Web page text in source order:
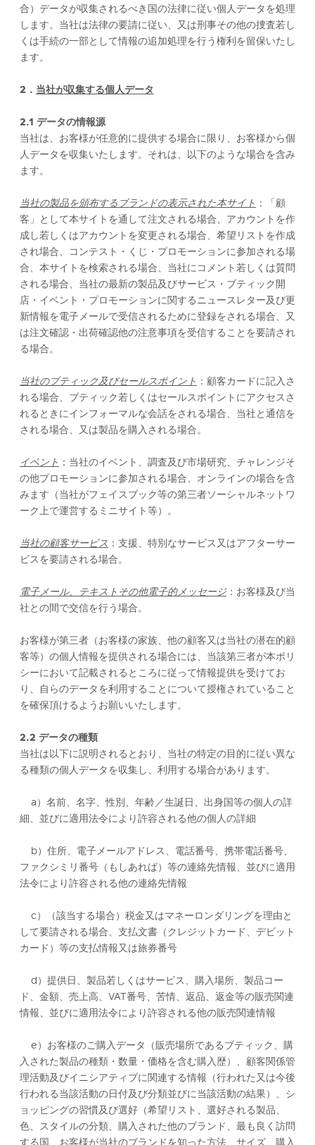
合）データが収集されるべき国の法律に従い個人データを処理
します。当社は法律の要請に従い、又は刑事その他の捜査若し
くは手続の一部として情報の追加処理を行う権利を留保いたし
ます。
2． 当社が収集する個人データ
2.1 データの情報源
当社は、お客様が任意的に提供する場合に限り、お客様から個
人データを収集いたします。それは、以下のような場合を含み
ます。
当社の製品を頒布するブランドの表示された本サイト ：「顧
客」として本サイトを通して注文される場合、アカウントを作
成し若しくはアカウントを変更される場合、希望リストを作成
され場合、コンテスト・くじ・プロモーションに参加される場
合、本サイトを検索される場合、当社にコメント若しくは質問
される場合、当社の最新の製品及びサービス・ブティック開
店・イベント・プロモーションに関するニュースレター及び更
新情報を電子メールで受信されるために登録をされる場合、又
は注文確認・出荷確認他の注意事項を受信することを要請され
る場合。
当社のブティック及びセールスポイント ：顧客カードに記入さ
れる場合、ブティック若しくはセールスポイントにアクセスさ
れるときにインフォーマルな会話をされる場合、当社と通信を
される場合、又は製品を購入される場合。
イベント ：当社のイベント、調査及び市場研究、チャレンジそ
の他プロモーションに参加される場合、オンラインの場合を含
みます（当社がフェイスブック等の第三者ソーシャルネットワ
ーク上で運営するミニサイト等）。
当社の顧客サービス ：支援、特別なサービス又はアフターサー
ビスを要請される場合。
電子メール、テキストその他電子的メッセージ：お客様及び当
社との間で交信を行う場合。
お客様が第三者（お客様の家族、他の顧客又は当社の潜在的顧
客等）の個人情報を提供される場合には、当該第三者が本ポリ
シーにおいて記載されるところに従って情報提供を受けてお
り、自らのデータを利用することについて授権されていること
を確保頂けるようお願いいたします。
2.2 ​​​​データの種類
当社は以下に説明されるとおり、当社の特定の目的に従い異な
る種類の個人データを収集し、利用する場合があります。
a）名前、名字、性別、年齢／生誕日、出身国等の個人の詳
細、並びに適用法令により許容される他の個人の詳細
b）住所、電子メールアドレス、電話番号、携帯電話番号、
ファクシミリ番号（もしあれば）等の連絡先情報、並びに適用
法令により許容される他の連絡先情報
c）（該当する場合）税金又はマネーロンダリングを理由と
して要請される場合、支払文書（クレジットカード、デビット
カード）等の支払情報又は旅券番号
d）提供日、製品若しくはサービス、購入場所、製品コー
ド、金額、売上高、VAT番号、苦情、返品、返金等の販売関連
情報、並びに適用法令により許容される他の販売関連情報
e）お客様のご購入データ（販売場所であるブティック、購
入された製品の種類・数量・価格を含む購入歴）、顧客関係管
理活動及びイニシアティブに関連する情報（行われた又は今後
行われる当該活動の日付及び分類並びに当該活動の結果）、シ
ョッピングの習慣及び選好（希望リスト、選好される製品、
色、スタイルの分類、購入された他のブランド、最も良く訪問
する国、お客様が当社のブランドを知った方法、サイズ、購入